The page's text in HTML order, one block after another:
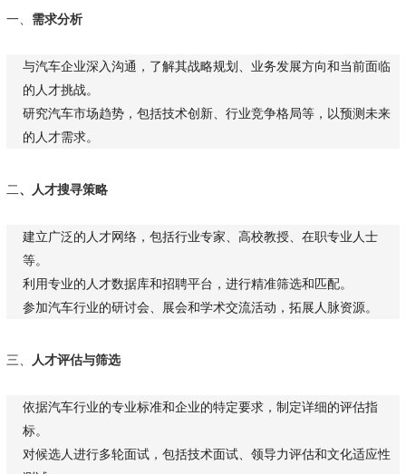
一、 需求分析
与汽车企业深入沟通，了解其战略规划、业务发展方向和当前面临
的人才挑战。
研究汽车市场趋势，包括技术创新、行业竞争格局等，以预测未来
的人才需求。
二、人才搜寻策略
建立广泛的人才网络，包括行业专家、高校教授、在职专业人士
等。
利用专业的人才数据库和招聘平台，进行精准筛选和匹配。
参加汽车行业的研讨会、展会和学术交流活动，拓展人脉资源。
三、 人才评估与筛选
依据汽车行业的专业标准和企业的特定要求，制定详细的评估指
标。
对候选人进行多轮面试，包括技术面试、领导力评估和文化适应性